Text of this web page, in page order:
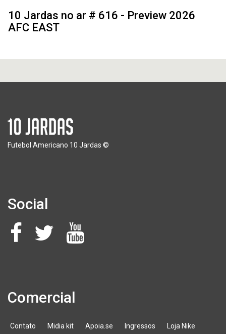
10 Jardas no ar # 616 - Preview 2026
AFC EAST
Futebol Americano 10 Jardas ©
Social
Comercial
Contato Midia kit Apoia.se Ingressos Loja Nike